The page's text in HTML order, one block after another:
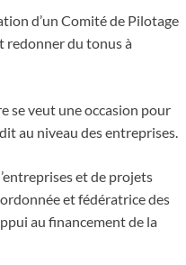
d’un Comité de Pilotage
redonner du tonus à
se veut une occasion pour
au niveau des entreprises.
et de projets
et fédératrice des
au financement de la